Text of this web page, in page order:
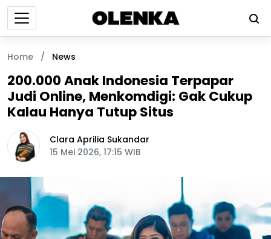
Home / News
200.000 Anak Indonesia Terpapar
Judi Online, Menkomdigi: Gak Cukup
Kalau Hanya Tutup Situs
Clara Aprilia Sukandar
15 Mei 2026, 17:15 WIB